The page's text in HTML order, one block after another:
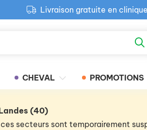
Livraison gratuite en
Retour produit gratuit en
CHEVAL PROMOTIONS
(40)
secteurs sont temporairement